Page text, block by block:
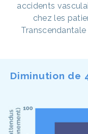
Diminution de
accidents
chez les